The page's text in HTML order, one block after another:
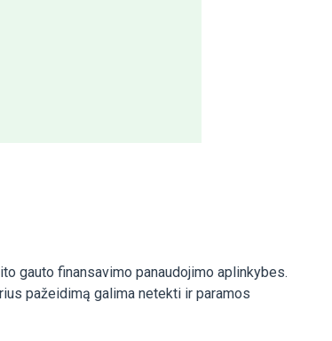
gauto finansavimo panaudojimo aplinkybes.
pažeidimą galima netekti ir paramos